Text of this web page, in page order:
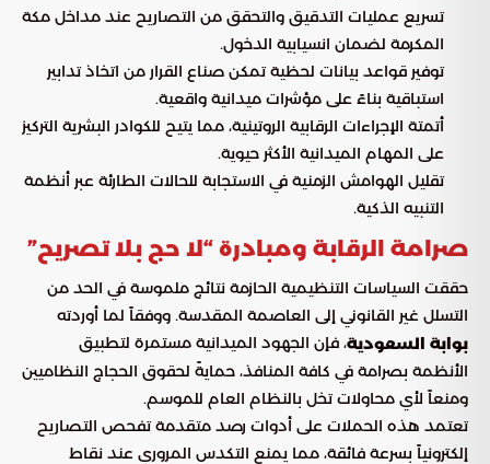
تسريع عمليات التدقيق والتحقق من التصاريح عند مداخل مكة
المكرمة لضمان انسيابية الدخول.
توفير قواعد بيانات لحظية تمكن صناع القرار من اتخاذ تدابير
استباقية بناءً على مؤشرات ميدانية واقعية.
أتمتة الإجراءات الرقابية الروتينية، مما يتيح للكوادر البشرية التركيز
على المهام الميدانية الأكثر حيوية.
تقليل الهوامش الزمنية في الاستجابة للحالات الطارئة عبر أنظمة
التنبيه الذكية.
صرامة الرقابة ومبادرة “لا حج بلا تصريح”
حققت السياسات التنظيمية الحازمة نتائج ملموسة في الحد من
التسلل غير القانوني إلى العاصمة المقدسة. ووفقاً لما أوردته
بوابة السعودية، فإن الجهود الميدانية مستمرة لتطبيق
الأنظمة بصرامة في كافة المنافذ، حمايةً لحقوق الحجاج النظاميين
ومنعاً لأي محاولات تخل بالنظام العام للموسم.
تعتمد هذه الحملات على أدوات رصد متقدمة تفحص التصاريح
إلكترونياً بسرعة فائقة، مما يمنع التكدس المروري عند نقاط